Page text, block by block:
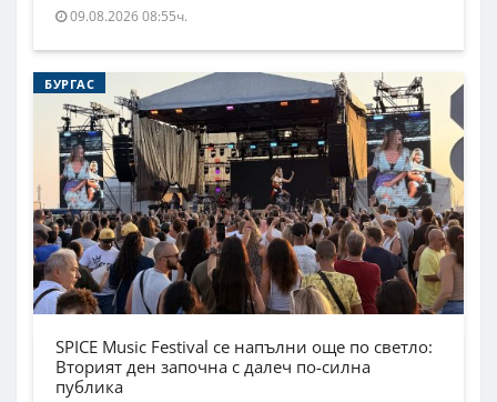
09.08.2026 08:55ч.
БУРГАС
SPICE Music Festival се напълни още по светло:
Вторият ден започна с далеч по-силна
публика